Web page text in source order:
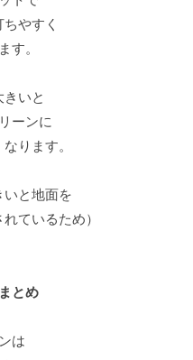
やすく
す。
いと
ーンに
ります。
いと地面を
ているため）
まとめ
は